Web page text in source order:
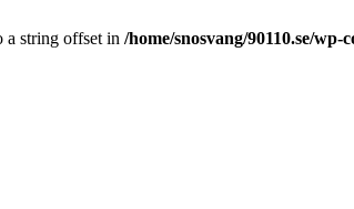
a string offset in /home/snosvang/90110.se/wp-